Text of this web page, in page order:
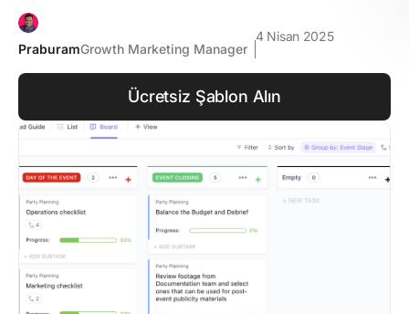
PraburamGrowth Marketing Manager
4 Nisan 2025
Ücretsiz Şablon Alın